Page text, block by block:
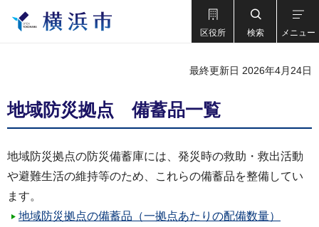
区役所 検索 メニュー
最終更新日 2026年4月24日
地域防災拠点 備蓄品一覧
地域防災拠点の防災備蓄庫には、発災時の救助・救出活動
や避難生活の維持等のため、これらの備蓄品を整備してい
ます。
地域防災拠点の備蓄品（一拠点あたりの配備数量）